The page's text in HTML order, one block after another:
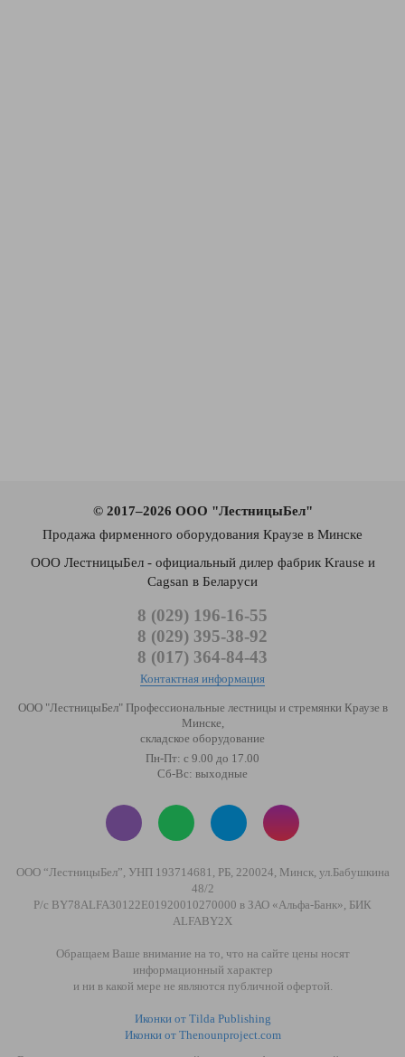
© 2017–2026 ООО "ЛестницыБел"
Продажа фирменного оборудования Краузе в Минске
ООО ЛестницыБел - официальный дилер фабрик Krause и
Cagsan в Беларуси
8 (029) 196-16-55
8 (029) 395-38-92
8 (017) 364-84-43
Контактная информация
ООО "ЛестницыБел" Профессиональные лестницы и стремянки Краузе в
Минске,
складское оборудование
Пн-Пт: с 9.00 до 17.00
Сб-Вс: выходные
ООО “ЛестницыБел”, УНП 193714681, РБ, 220024, Минск, ул.Бабушкина
48/2
Р/с BY78ALFA30122E01920010270000 в ЗАО «Альфа-Банк», БИК
ALFABY2X
Обращаем Ваше внимание на то, что на сайте цены носят
информационный характер
и ни в какой мере не являются публичной офертой.
Иконки от Tilda Publishing
Иконки от Thenounproject.com